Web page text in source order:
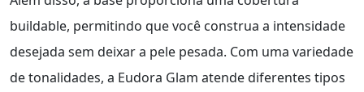
buildable, permitindo que você construa a intensidade
desejada sem deixar a pele pesada. Com uma variedade
de tonalidades, a Eudora Glam atende diferentes tipos